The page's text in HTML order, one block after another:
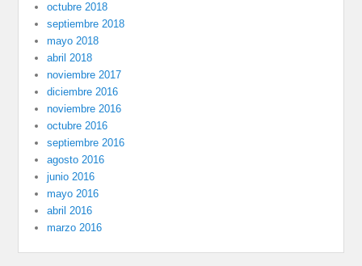
octubre 2018
septiembre 2018
mayo 2018
abril 2018
noviembre 2017
diciembre 2016
noviembre 2016
octubre 2016
septiembre 2016
agosto 2016
junio 2016
mayo 2016
abril 2016
marzo 2016